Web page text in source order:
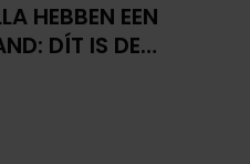
HEBBEN EEN
DÍT IS DE